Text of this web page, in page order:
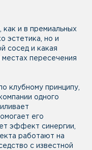
как и в премиальных
эстетика, но и
сосед и какая
пересечения
клубному принципу,
одного
его
эффект синергии,
работают на
с известной